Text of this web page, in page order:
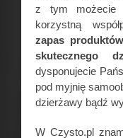
z tym możecie
korzystną
zapas
skutecznego
dysponujecie
pod myjnię
dzierżawy bądź
W Czysto.pl